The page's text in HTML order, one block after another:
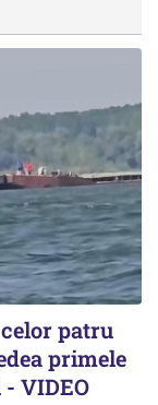
patru
primele
VIDEO